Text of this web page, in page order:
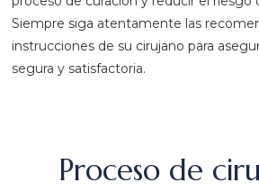
Siempre siga atentamente las
instrucciones de su cirujano para
segura y satisfactoria.
Proceso de